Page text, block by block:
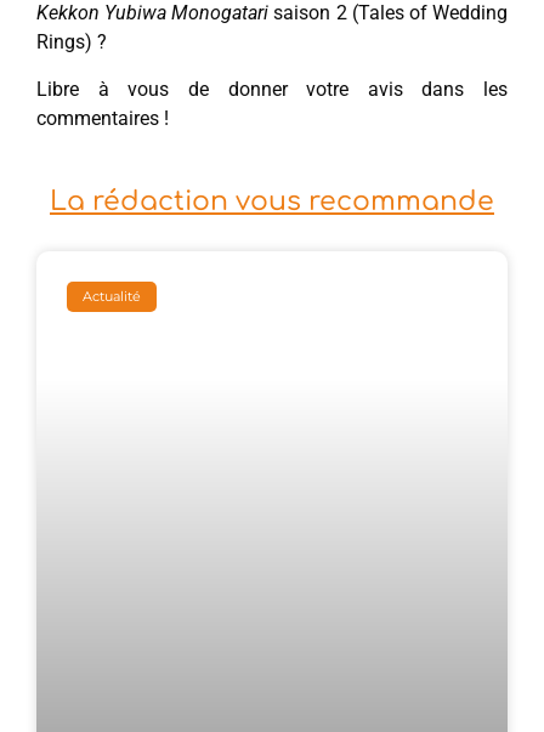
Kekkon Yubiwa Monogatari saison 2 (Tales of Wedding
Rings) ?
Libre à vous de donner votre avis dans les
commentaires !
La rédaction vous recommande
Actualité